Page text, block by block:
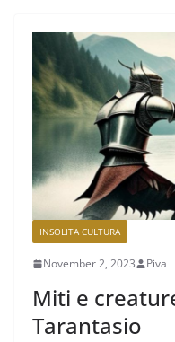
INSOLITA CULTURA
November 2, 2023 Piva
Miti e
Tarantasio